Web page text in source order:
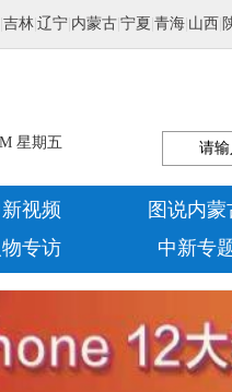
吉林 辽宁 内蒙古 宁夏 青海 山西
星期五
视频 图说内蒙
物专访 中新专